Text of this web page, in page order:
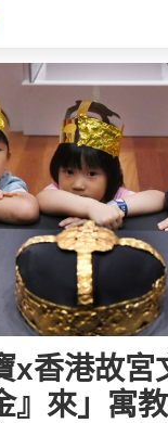
x香港故宮
』來」寓